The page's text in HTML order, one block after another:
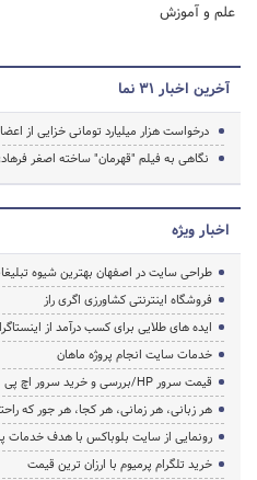
علم و آموزش
آخرین اخبار 31 نما
درخواست هزار میلیارد تومانی خزایی از
نگاهی به فیلم "قهرمان" ساخته اصغر
اخبار ویژه
طراحی سایت در اصفهان بهترین شیوه
فروشگاه اینترنتی کشاورزی اگری راز
ایده های طلایی برای کسب درآمد از
خدمات سایت انجام پروژه ماهان
قیمت سرور HP/بررسی و خرید سرور اچ پی
هر زبانی، هر زمانی، هر کجا، هر جور که
رونمایی از سایت بلوباکس با هدف خدمات
خرید تلگرام پرمیوم با ارزان ترین قیمت